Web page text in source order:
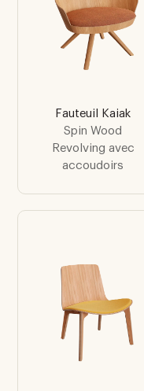
Fauteuil Kaiak
Spin Wood
Revolving avec
accoudoirs